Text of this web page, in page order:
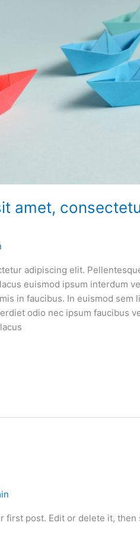
amet,
adipiscing elit.
euismod ipsum interdum
in faucibus. In euismod sem
odio nec ipsum faucibus
first post. Edit or delete it,